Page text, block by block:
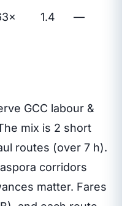
1.4 —
GCC labour &
mix is 2 short
routes (over 7 h).
corridors
matter. Fares